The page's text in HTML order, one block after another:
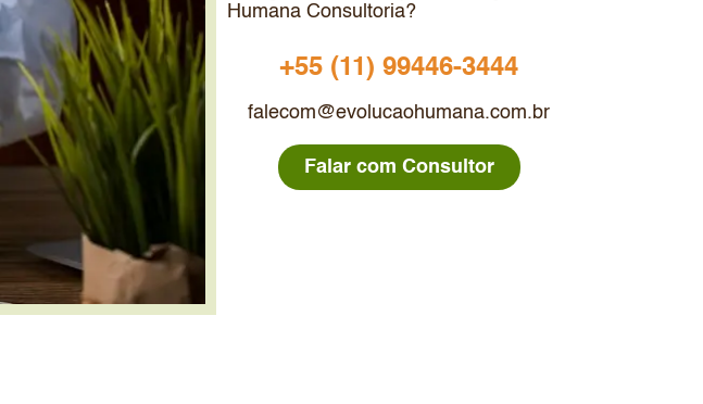
Humana Consultoria?
+55 (11) 99446-3444
falecom@evolucaohumana.com.br
Falar com Consultor